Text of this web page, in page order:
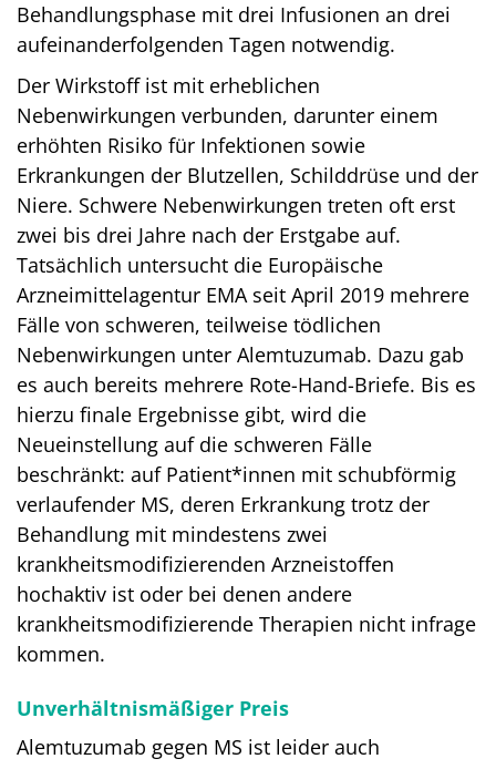
Behandlungsphase mit drei Infusionen an drei
aufeinanderfolgenden Tagen notwendig.
Der Wirkstoff ist mit erheblichen
Nebenwirkungen verbunden, darunter einem
erhöhten Risiko für Infektionen sowie
Erkrankungen der Blutzellen, Schilddrüse und der
Niere. Schwere Nebenwirkungen treten oft erst
zwei bis drei Jahre nach der Erstgabe auf.
Tatsächlich untersucht die Europäische
Arzneimittelagentur EMA seit April 2019 mehrere
Fälle von schweren, teilweise tödlichen
Nebenwirkungen unter Alemtuzumab. Dazu gab
es auch bereits mehrere Rote-Hand-Briefe. Bis es
hierzu finale Ergebnisse gibt, wird die
Neueinstellung auf die schweren Fälle
beschränkt: auf Patient*innen mit schubförmig
verlaufender MS, deren Erkrankung trotz der
Behandlung mit mindestens zwei
krankheitsmodifizierenden Arzneistoffen
hochaktiv ist oder bei denen andere
krankheitsmodifizierende Therapien nicht infrage
kommen.
Unverhältnismäßiger Preis
Alemtuzumab gegen MS ist leider auch